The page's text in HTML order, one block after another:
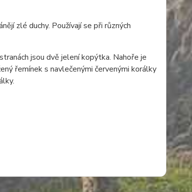
zlé duchy. Používají se při různých
jsou dvě jelení kopýtka. Nahoře je
řemínek s navlečenými červenými korálky